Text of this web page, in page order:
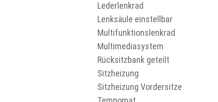
Lederlenkrad
Lenksäule einstellbar
Multifunktionslenkrad
Multimediasystem
Rücksitzbank geteilt
Sitzheizung
Sitzheizung Vordersitze